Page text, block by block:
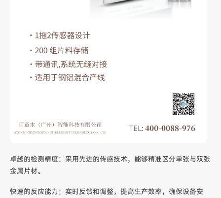
卓越的检测精度：采用先进的传感技术，能够精准区分单张与双张
金属片材。
快速的反应能力：实时反馈和调整，提高生产效率，确保设备安